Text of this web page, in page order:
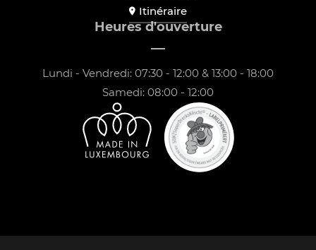
Itinéraire
Heures d'ouverture
Lundi - Vendredi: 07:30 - 12:00 & 13:00 - 18:00
Samedi: 08:00 - 12:00